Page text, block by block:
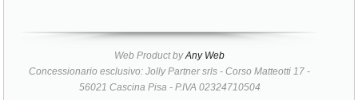
Web Product byAny Web
Concessionario esclusivo: Jolly Partner srls - Corso Matteotti 17 -
56021 Cascina Pisa - P.IVA 02324710504